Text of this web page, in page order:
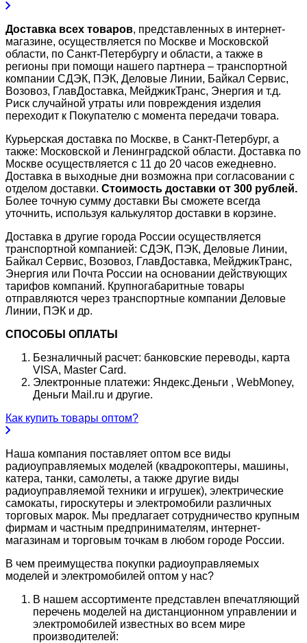
Доставка всех товаров, представленных в интернет-
магазине, осуществляется по Москве и Московской
области, по Санкт-Петербургу и области, а также в
регионы при помощи нашего партнера – транспортной
компании СДЭК, ПЭК, Деловые Линии, Байкал Сервис,
Возовоз, ГлавДоставка, МейджикТранс, Энергия и т.д.
Риск случайной утраты или повреждения изделия
переходит к Покупателю с момента передачи товара.
Курьерская доставка по Москве, в Санкт-Петербург, а
также: Московской и Ленинградской области. Доставка по
Москве осуществляется с 11 до 20 часов ежедневно.
Доставка в выходные дни возможна при согласовании с
отделом доставки. Стоимость доставки от 300 рублей.
Более точную сумму доставки Вы сможете всегда
уточнить, используя калькулятор доставки в корзине.
Доставка в другие города России осуществляется
транспортной компанией: СДЭК, ПЭК, Деловые Линии,
Байкал Сервис, Возовоз, ГлавДоставка, МейджикТранс,
Энергия или Почта России на основании действующих
тарифов компаний. Крупногабаритные товары
отправляются через транспортные компании Деловые
Линии, ПЭК и др.
СПОСОБЫ ОПЛАТЫ
Безналичный расчет: банковские переводы, карта
VISA, Master Card.
Электронные платежи: Яндекс.Деньги , WebMoney,
Деньги Mail.ru и другие.
Как купить товары оптом?
Наша компания поставляет оптом все виды
радиоуправляемых моделей (квадрокоптеры, машины,
катера, танки, самолеты, а также другие виды
радиоуправляемой техники и игрушек), электрические
самокаты, гироскутеры и электромобили различных
торговых марок. Мы предлагает сотрудничество крупным
фирмам и частным предпринимателям, интернет-
магазинам и торговым точкам в любом городе России.
В чем преимущества покупки радиоуправляемых
моделей и электромобилей оптом у нас?
В нашем ассортименте представлен впечатляющий
перечень моделей на дистанционном управлении и
электромобилей известных во всем мире
производителей: